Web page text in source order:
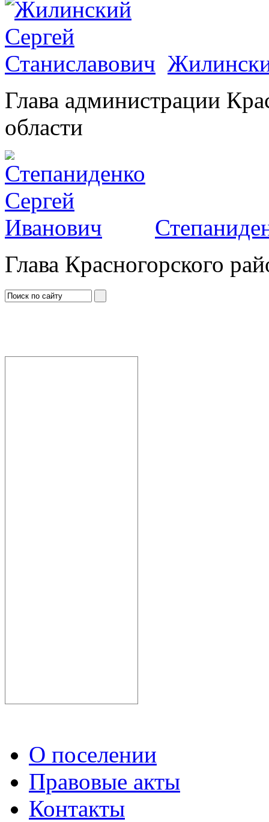
Глава администрации
области
Глава Красногорского
О поселении
Правовые акты
Контакты